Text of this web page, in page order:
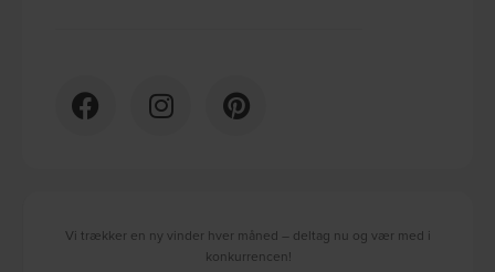
Vi trækker en ny vinder hver måned – deltag nu og vær med i
konkurrencen!